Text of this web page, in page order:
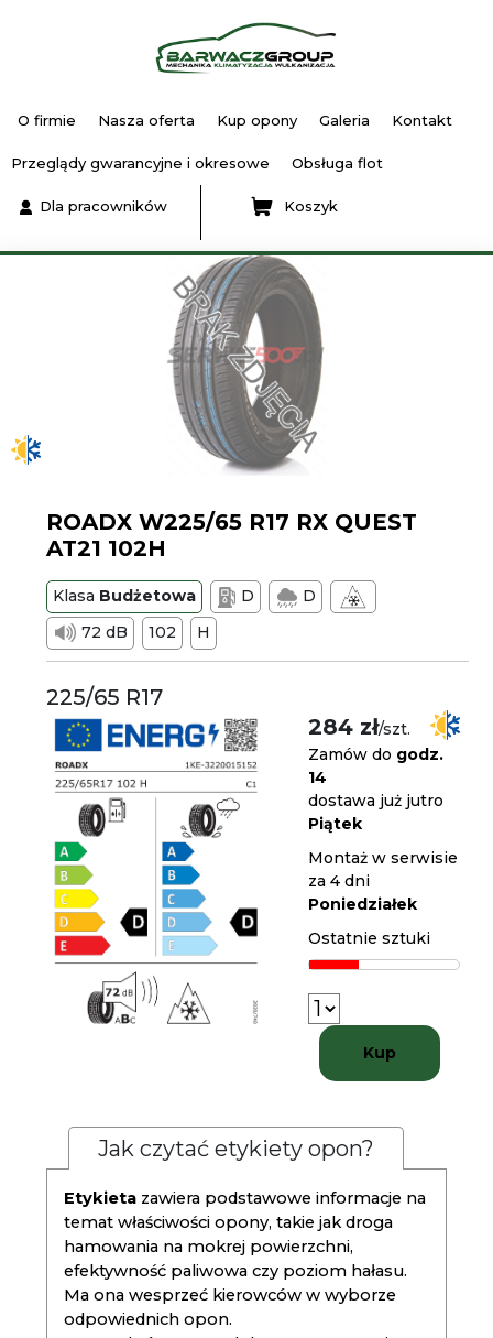
O firmie Nasza oferta Kup opony Galeria Kontakt
Przeglądy gwarancyjne i okresowe Obsługa flot
Dla pracowników Koszyk
ROADX W225/65 R17 RX QUEST
AT21 102H
Klasa Budżetowa D
D
72 dB
102 H
225/65 R17
284 zł/szt.
Zamów do godz.
14
dostawa już jutro
Piątek
Montaż w serwisie
za 4 dni
Poniedziałek
Ostatnie sztuki
Kup
Jak czytać etykiety opon?
Etykieta zawiera podstawowe informacje na
temat właściwości opony, takie jak droga
hamowania na mokrej powierzchni,
efektywność paliwowa czy poziom hałasu.
Ma ona wesprzeć kierowców w wyborze
odpowiednich opon.